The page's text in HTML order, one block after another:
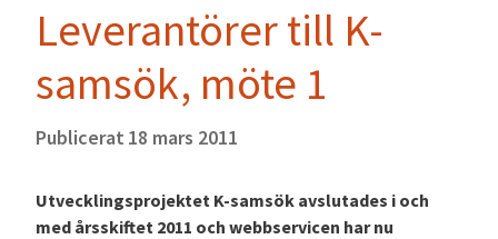
Leverantörer till K-
samsök, möte 1
Publicerat 18 mars 2011
Utvecklingsprojektet K-samsök avslutades i och
med årsskiftet 2011 och webbservicen har nu